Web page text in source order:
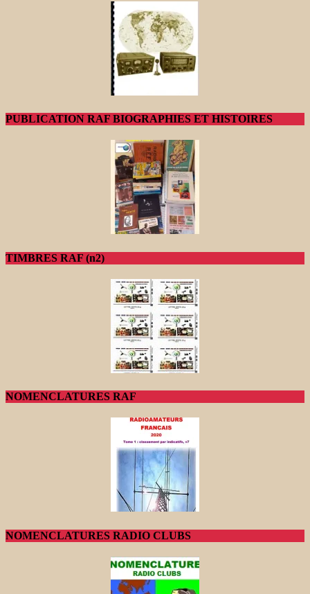
PUBLICATION RAF BIOGRAPHIES ET HISTOIRES
TIMBRES RAF (n2)
NOMENCLATURES RAF
NOMENCLATURES RADIO CLUBS